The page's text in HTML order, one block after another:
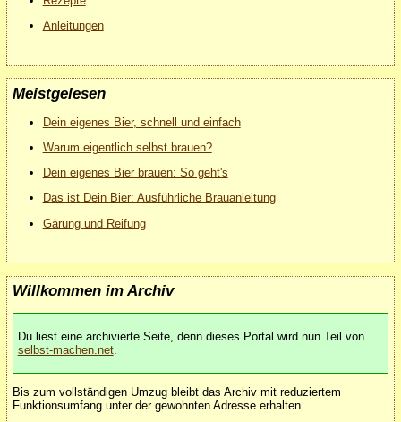
Anleitungen
Meistgelesen
Dein eigenes Bier, schnell und einfach
Warum eigentlich selbst brauen?
Dein eigenes Bier brauen: So geht's
Das ist Dein Bier: Ausführliche Brauanleitung
Gärung und Reifung
Willkommen im Archiv
Du liest eine archivierte Seite, denn dieses Portal wird nun Teil von
selbst-machen.net.
Bis zum vollständigen Umzug bleibt das Archiv mit reduziertem
Funktionsumfang unter der gewohnten Adresse erhalten.